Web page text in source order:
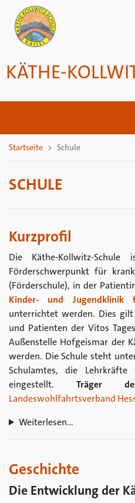
KÄTHE-
Startseite Schule
SCHULE
Kurzprofil
Die Käthe-Kollwitz-
Förderschwerpunkt für
(Förderschule), in der
Kinder- und Jugendklinik
unterrichtet werden. Dies
und Patienten der Vitos
Außenstelle Hofgeismar der
werden. Die Schule steht
Schulamtes, die
eingestellt. Träger
Landeswohlfahrtsverband
Weiterlesen…
Geschichte
Die Entwicklung der